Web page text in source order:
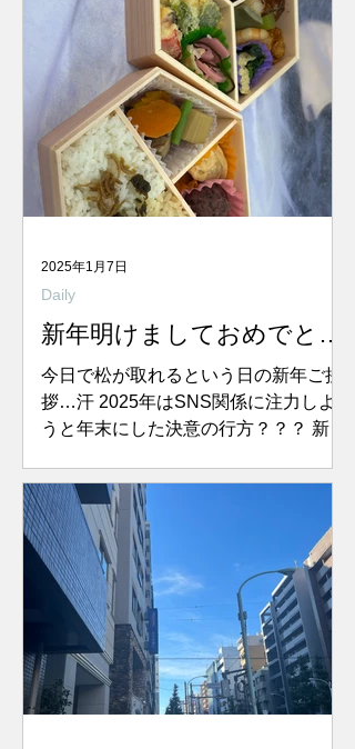
ために毎回笑える アイスブレイクを企
画しています。...
新年明けましておめでとう
ございます。
今日で松が取れるという日の新年ご挨
拶…汗 2025年はSNS関係に注力しよ
うと年末にした決意の行方？？？ 新年
り直して。 昨年12月27日、大掃除を
終えてさっぱりしたオフィスで納会を
行ないました。...
Daily
2025年1月7日